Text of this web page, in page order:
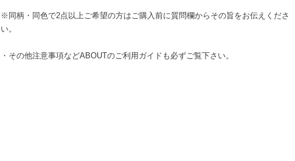
※同柄・同色で2点以上ご希望の方はご購入前に質問欄からその旨をお伝えくださ
い。
・その他注意事項などABOUTのご利用ガイドも必ずご覧下さい。